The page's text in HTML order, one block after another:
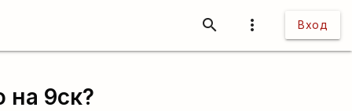
more_vert Вход
search
на 9ск?